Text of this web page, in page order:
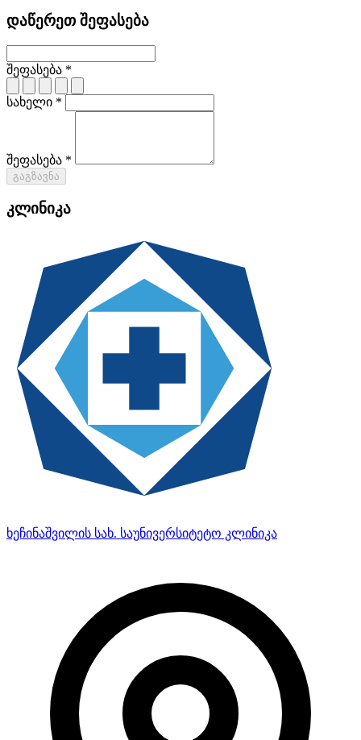
დაწერეთ შეფასება
შეფასება *
სახელი *
შეფასება *
გაგზავნა
კლინიკა
ხეჩინაშვილის სახ. საუნივერსიტეტო კლინიკა